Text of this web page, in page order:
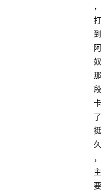
，
打
到
阿
奴
那
段
卡
了
挺
久
，
主
要